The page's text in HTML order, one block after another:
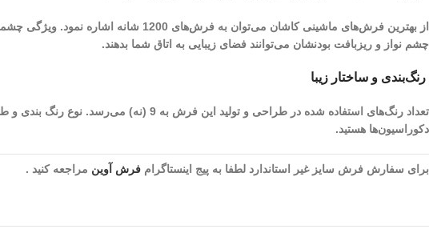
چشم نواز و ریز‌بافت بودنشان می‌توانند فضای زیبایی به اتاق شما بدهند.
رنگ‌بندی و ساختار زیبا
تعداد رنگ‌های استفاده شده در طراحی و
دکوراسیون‌ها هستید.
برای سفارش فرش سایز غیر استاندارد لطفا به پیج اینستاگرام فرش آوین مراجعه کنید .